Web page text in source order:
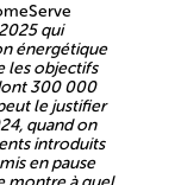
qui
énergétique
les objectifs
300 000
le justifier
quand on
introduits
en pause